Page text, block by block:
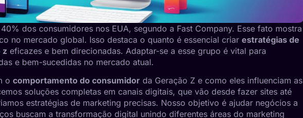
dos consumidores nos EUA, segundo a Fast Company. Esse fato mostra
no mercado global. Isso destaca o quanto é essencial criar estratégias de
z eficazes e bem direcionadas. Adaptar-se a esse grupo é vital para
e bem-sucedidas no mercado atual.
o comportamento do consumidor da Geração Z e como eles influenciam as
soluções completas em canais digitais, que vão desde fazer sites até
estratégias de marketing precisas. Nosso objetivo é ajudar negócios a
buscam a transformação digital unindo diferentes áreas do marketing